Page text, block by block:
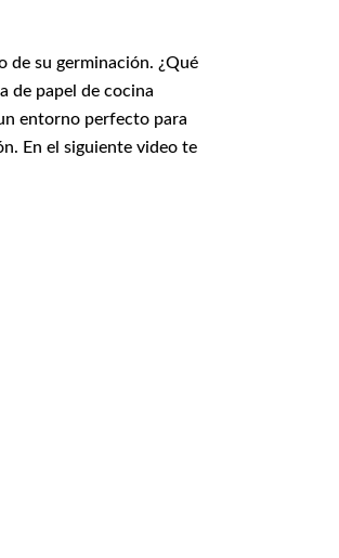
de su germinación. ¿Qué
de papel de cocina
entorno perfecto para
En el siguiente video te